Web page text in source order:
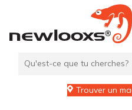
contenu
Trouver un